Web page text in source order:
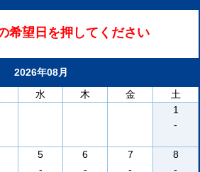
希望日を押してください
2026年08月
水 木 金
土
1
-
5
-
6
-
7
-
8
-